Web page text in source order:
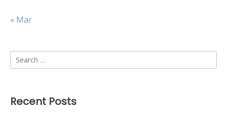
« Mar
Search
for:
Recent Posts